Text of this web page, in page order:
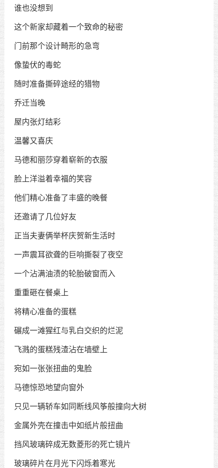
谁也没想到
这个新家却藏着一个致命的秘密
门前那个设计畸形的急弯
像蛰伏的毒蛇
随时准备撕碎途经的猎物
乔迁当晚
屋内张灯结彩
温馨又喜庆
马德和丽莎穿着崭新的衣服
脸上洋溢着幸福的笑容
他们精心准备了丰盛的晚餐
还邀请了几位好友
正当夫妻俩举杯庆贺新生活时
一声震耳欲聋的巨响撕裂了夜空
一个沾满油渍的轮胎破窗而入
重重砸在餐桌上
将精心准备的蛋糕
碾成一滩猩红与乳白交织的烂泥
飞溅的蛋糕残渣沾在墙壁上
宛如一张张扭曲的鬼脸
马德惊恐地望向窗外
只见一辆轿车如同断线风筝般撞向大树
金属外壳在撞击中如纸片般扭曲
挡风玻璃碎成无数菱形的死亡镜片
玻璃碎片在月光下闪烁着寒光